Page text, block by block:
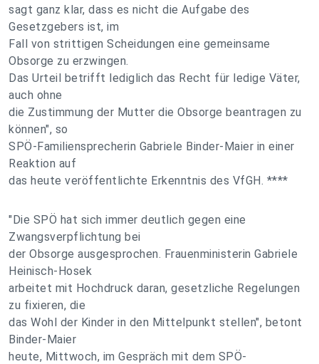
sagt ganz klar, dass es nicht die Aufgabe des
Gesetzgebers ist, im
Fall von strittigen Scheidungen eine gemeinsame
Obsorge zu erzwingen.
Das Urteil betrifft lediglich das Recht für ledige Väter,
auch ohne
die Zustimmung der Mutter die Obsorge beantragen zu
können", so
SPÖ-Familiensprecherin Gabriele Binder-Maier in einer
Reaktion auf
das heute veröffentlichte Erkenntnis des VfGH. ****
"Die SPÖ hat sich immer deutlich gegen eine
Zwangsverpflichtung bei
der Obsorge ausgesprochen. Frauenministerin Gabriele
Heinisch-Hosek
arbeitet mit Hochdruck daran, gesetzliche Regelungen
zu fixieren, die
das Wohl der Kinder in den Mittelpunkt stellen", betont
Binder-Maier
heute, Mittwoch, im Gespräch mit dem SPÖ-